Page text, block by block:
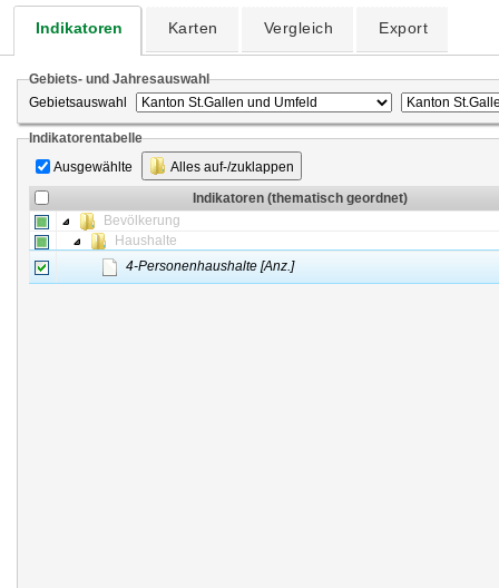
Indikatoren Karten Vergleich Export
Gebiets- und Jahresauswahl
Gebietsauswahl
Indikatorentabelle
Ausgewählte
Alles auf-/zuklappen
Indikatoren (thematisch geordnet)
Bevölkerung
Haushalte
4-Personenhaushalte [Anz.]